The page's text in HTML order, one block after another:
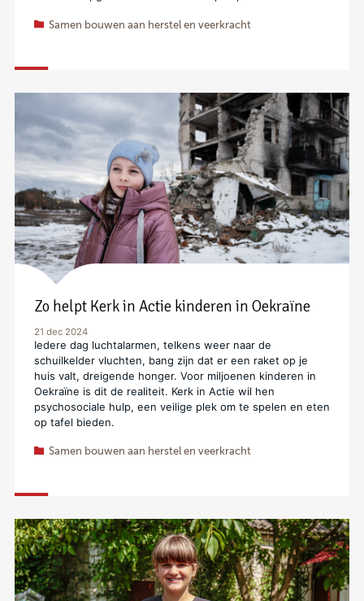
Samen bouwen aan herstel en veerkracht
Zo helpt Kerk in Actie kinderen in Oekraïne
21 dec 2024
Iedere dag luchtalarmen, telkens weer naar de
schuilkelder vluchten, bang zijn dat er een raket op je
huis valt, dreigende honger. Voor miljoenen kinderen in
Oekraïne is dit de realiteit. Kerk in Actie wil hen
psychosociale hulp, een veilige plek om te spelen en eten
op tafel bieden.
Samen bouwen aan herstel en veerkracht